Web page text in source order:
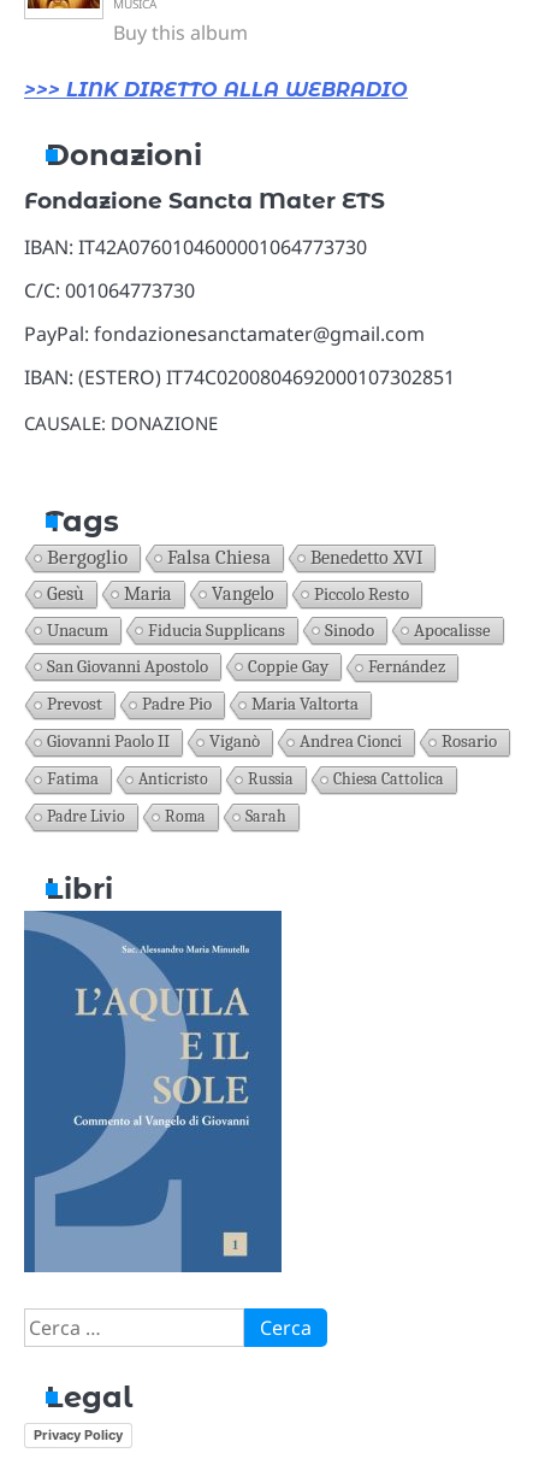
MUSICA
Buy this album
>>> LINK DIRETTO ALLA WEBRADIO
Donazioni
Fondazione Sancta Mater ETS
IBAN: IT42A0760104600001064773730
C/C: 001064773730
PayPal: fondazionesanctamater@gmail.com
IBAN: (ESTERO) IT74C0200804692000107302851
CAUSALE: DONAZIONE
Tags
Bergoglio Falsa Chiesa Benedetto XVI
Gesù Maria Vangelo
Piccolo Resto
Unacum
Fiducia Supplicans Sinodo
Apocalisse
San Giovanni Apostolo
Coppie Gay
Fernández
Prevost
Padre Pio
Maria Valtorta
Giovanni Paolo II
Viganò Andrea Cionci
Rosario
Fatima
Anticristo Russia
Chiesa Cattolica
Padre Livio
Roma Sarah
Libri
Ricerca
per:
Legal
Privacy Policy